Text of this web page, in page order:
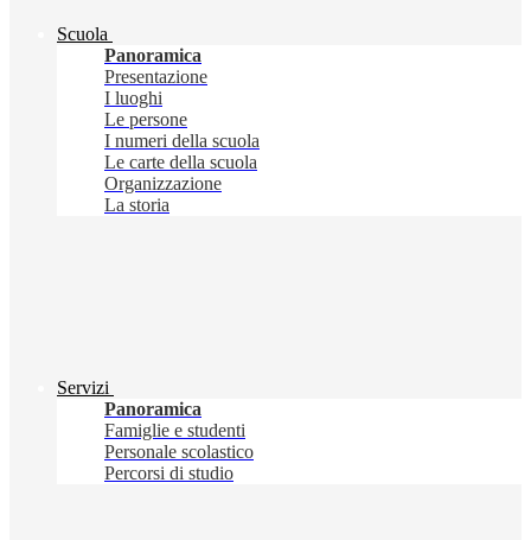
Scuola
Panoramica
Presentazione
I luoghi
Le persone
I numeri della scuola
Le carte della scuola
Organizzazione
La storia
Servizi
Panoramica
Famiglie e studenti
Personale scolastico
Percorsi di studio